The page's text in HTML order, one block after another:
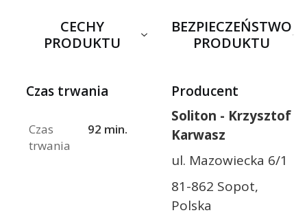
CECHY
PRODUKTU
Czas trwania
Czas
trwania
92 min.
BEZPIECZEŃSTWO
PRODUKTU
Producent
Soliton - Krzysztof
Karwasz
ul. Mazowiecka 6/1
81-862 Sopot,
Polska